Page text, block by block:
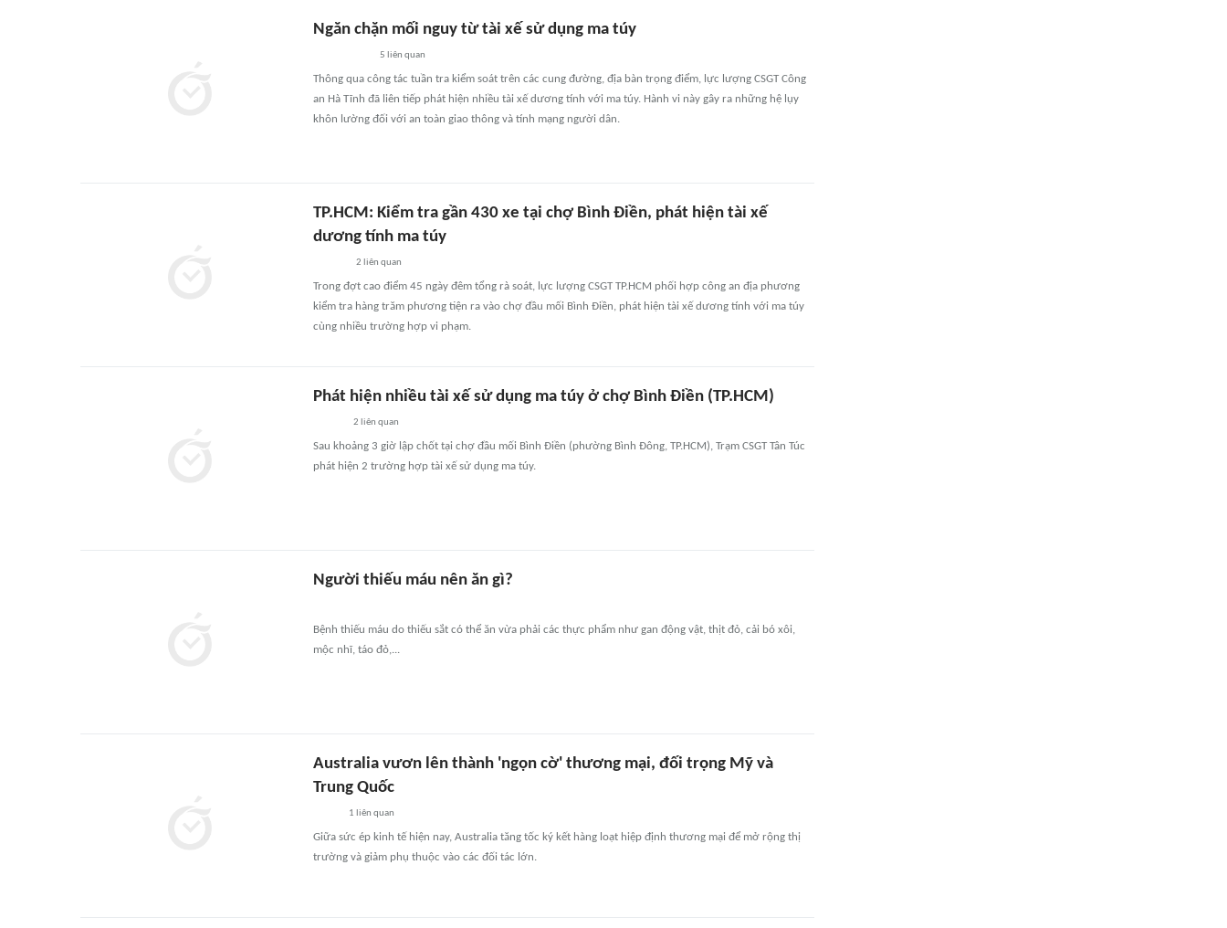
Ngăn chặn mối nguy từ tài xế sử dụng ma túy
5 liên quan
Thông qua công tác tuần tra kiểm soát trên các cung đường, địa bàn trọng điểm, lực lượng CSGT Công
an Hà Tĩnh đã liên tiếp phát hiện nhiều tài xế dương tính với ma túy. Hành vi này gây ra những hệ lụy
khôn lường đối với an toàn giao thông và tính mạng người dân.
TP.HCM: Kiểm tra gần 430 xe tại chợ Bình Điền, phát hiện tài xế
dương tính ma túy
2 liên quan
Trong đợt cao điểm 45 ngày đêm tổng rà soát, lực lượng CSGT TP.HCM phối hợp công an địa phương
kiểm tra hàng trăm phương tiện ra vào chợ đầu mối Bình Điền, phát hiện tài xế dương tính với ma túy
cùng nhiều trường hợp vi phạm.
Phát hiện nhiều tài xế sử dụng ma túy ở chợ Bình Điền (TP.HCM)
2 liên quan
Sau khoảng 3 giờ lập chốt tại chợ đầu mối Bình Điền (phường Bình Đông, TP.HCM), Trạm CSGT Tân Túc
phát hiện 2 trường hợp tài xế sử dụng ma túy.
Người thiếu máu nên ăn gì?
Bệnh thiếu máu do thiếu sắt có thể ăn vừa phải các thực phẩm như gan động vật, thịt đỏ, cải bó xôi,
mộc nhĩ, táo đỏ,...
Australia vươn lên thành 'ngọn cờ' thương mại, đối trọng Mỹ và
Trung Quốc
1 liên quan
Giữa sức ép kinh tế hiện nay, Australia tăng tốc ký kết hàng loạt hiệp định thương mại để mở rộng thị
trường và giảm phụ thuộc vào các đối tác lớn.